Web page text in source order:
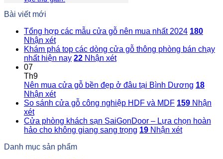
Bài viết mới
Tổng hợp các mẫu cửa gỗ nên mua nhất 2024 180
Nhận xét
Khám phá top các dòng cửa gỗ thông phòng bán chạy
nhất hiện nay 22 Nhận xét
07
Th9
Nên mua cửa gỗ bền đẹp ở đâu tại Bình Dương 18
Nhận xét
So sánh cửa gỗ công nghiệp HDF và MDF 159 Nhận
xét
Cửa phòng khách sạn SaiGonDoor – Lựa chọn hoàn
hảo cho không giang sang trọng 19 Nhận xét
Danh mục sản phẩm